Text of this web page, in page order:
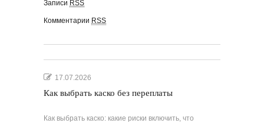
Записи RSS
Комментарии RSS
17.07.2026
Как выбрать каско без переплаты
Как выбрать каско: какие риски включить, что